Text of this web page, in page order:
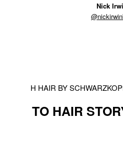
Nick
Η HAIR BY
ΤΟ HAIR